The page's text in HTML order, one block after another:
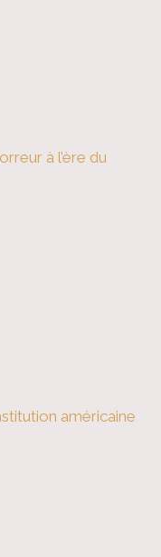
à l’ère du
américaine